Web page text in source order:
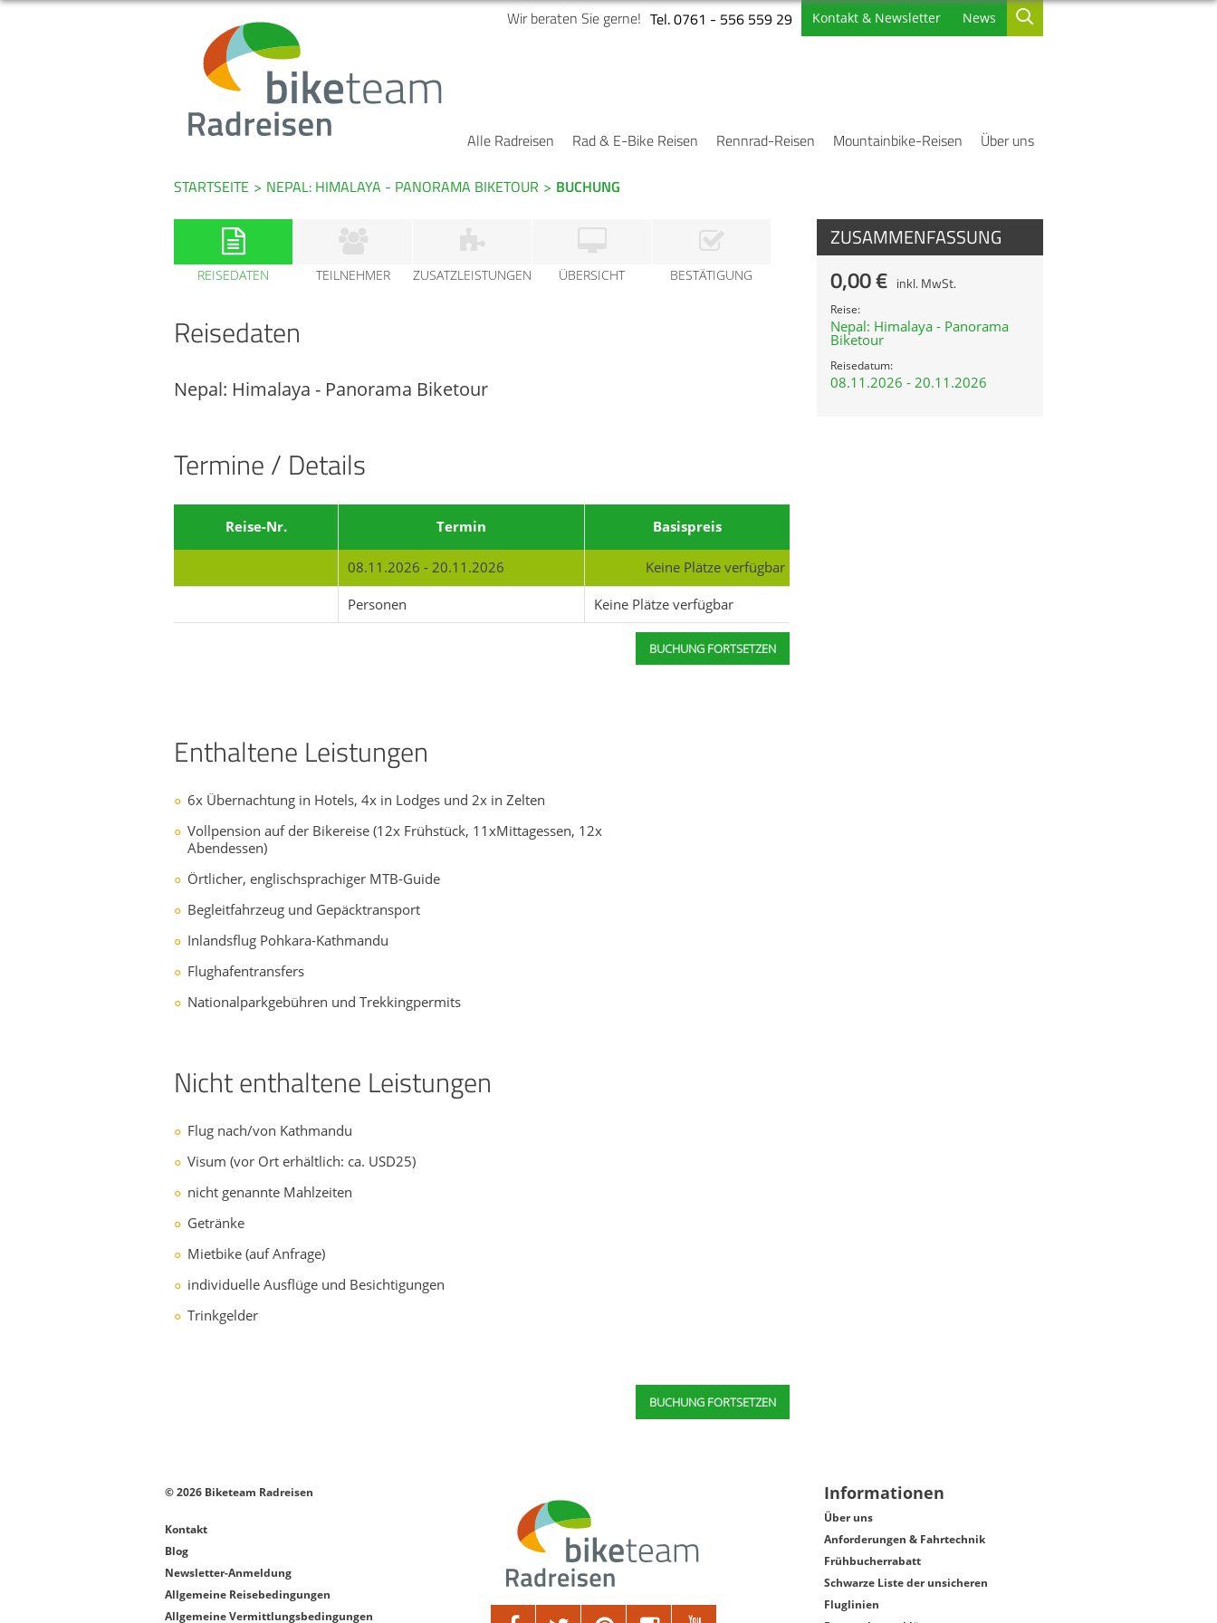
Tel. 0761 - 556 559 29 Kontakt & Newsletter News
Wir beraten Sie gerne!
Alle Radreisen Rad & E-Bike Reisen Rennrad-Reisen Mountainbike-Reisen Über uns
STARTSEITE > NEPAL: HIMALAYA - PANORAMA BIKETOUR > BUCHUNG
REISEDATEN TEILNEHMER ZUSATZLEISTUNGEN ÜBERSICHT BESTÄTIGUNG
Reisedaten
Nepal: Himalaya - Panorama Biketour
Termine / Details
Reise-Nr. Termin Basispreis
08.11.2026 - 20.11.2026 Keine Plätze verfügbar
Personen Keine Plätze verfügbar
BUCHUNG FORTSETZEN
Enthaltene Leistungen
6x Übernachtung in Hotels, 4x in Lodges und 2x in Zelten
Vollpension auf der Bikereise (12x Frühstück, 11xMittagessen, 12x
Abendessen)
Örtlicher, englischsprachiger MTB-Guide
Begleitfahrzeug und Gepäcktransport
Inlandsflug Pohkara-Kathmandu
Flughafentransfers
Nationalparkgebühren und Trekkingpermits
Nicht enthaltene Leistungen
Flug nach/von Kathmandu
Visum (vor Ort erhältlich: ca. USD25)
nicht genannte Mahlzeiten
Getränke
Mietbike (auf Anfrage)
individuelle Ausflüge und Besichtigungen
Trinkgelder
BUCHUNG FORTSETZEN
ZUSAMMENFASSUNG
0,00 € inkl. MwSt.
Reise:
Nepal: Himalaya - Panorama
Biketour
Reisedatum:
08.11.2026 - 20.11.2026
© 2026 Biketeam Radreisen
Kontakt
Blog
Newsletter-Anmeldung
Allgemeine Reisebedingungen
Allgemeine Vermittlungsbedingungen
Informationen
Über uns
Anforderungen & Fahrtechnik
Frühbucherrabatt
Schwarze Liste der unsicheren
Fluglinien